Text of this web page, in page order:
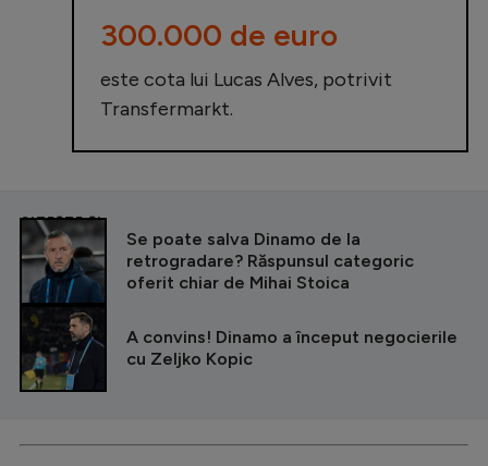
300.000 de euro
este cota lui Lucas Alves, potrivit
Transfermarkt.
CITEȘTE ȘI
Se poate salva Dinamo de la
retrogradare? Răspunsul categoric
oferit chiar de Mihai Stoica
A convins! Dinamo a început negocierile
cu Zeljko Kopic